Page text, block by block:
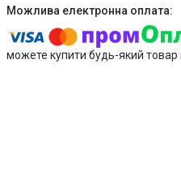
можете купити будь-який